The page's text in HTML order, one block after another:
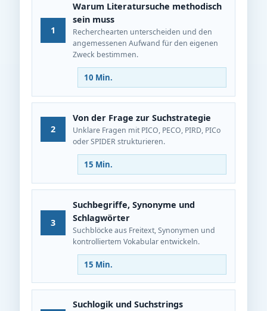
1
Warum Literatursuche methodisch
sein muss
Recherchearten unterscheiden und den
angemessenen Aufwand für den eigenen
Zweck bestimmen.
10 Min.
2
Von der Frage zur Suchstrategie
Unklare Fragen mit PICO, PECO, PIRD, PICo
oder SPIDER strukturieren.
15 Min.
3
Suchbegriffe, Synonyme und
Schlagwörter
Suchblöcke aus Freitext, Synonymen und
kontrolliertem Vokabular entwickeln.
15 Min.
Suchlogik und Suchstrings